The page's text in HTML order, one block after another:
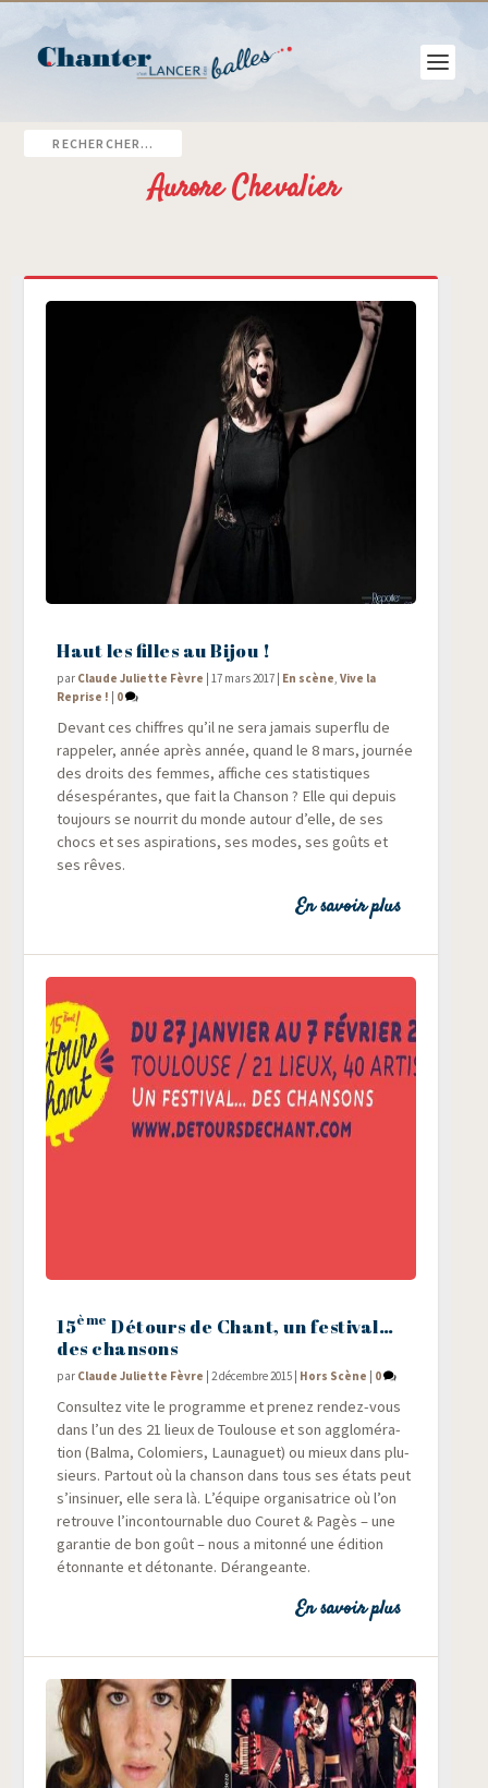
Aurore Chevalier
Haut les filles au Bijou !
par Claude Juliette Fèvre | 17 mars 2017 | En scène ,Vive la
Reprise ! | 0
Devant ces chiffres qu’il ne sera jamais super­flu de
rap­pe­ler, année après année, quand le 8 mars, jour­née
des droits des femmes, affiche ces sta­tis­tiques
déses­pé­rantes, que fait la Chan­son ? Elle qui depuis
tou­jours se nour­rit du monde autour d’elle, de ses
chocs et ses aspi­ra­tions, ses modes, ses goûts et
ses rêves.
En savoir plus
15ème Détours de Chant, un festival…
des chansons
par Claude Juliette Fèvre |2 décembre 2015 Hors Scène 0
Consul­tez vite le pro­gramme et pre­nez ren­dez-vous
dans l’un des 21 lieux de Tou­louse et son agglo­mé­ra­
tion (Bal­ma, Colo­miers, Lau­na­guet) ou mieux dans plu­
sieurs. Par­tout où la chan­son dans tous ses états peut
s’insinuer, elle sera là. L’équipe orga­ni­sa­trice où l’on
retrouve l’in­con­tour­nable duo Cou­ret & Pagès – une
garan­tie de bon goût – nous a miton­né une édi­tion
éton­nante et déto­nante. Dérangeante.
En savoir plus